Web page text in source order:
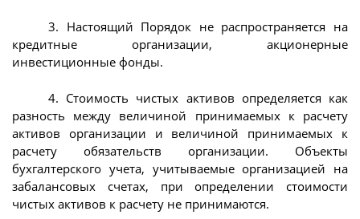
3. Настоящий Порядок не распространяется на
кредитные организации, акционерные
инвестиционные фонды.
4. Стоимость чистых активов определяется как
разность между величиной принимаемых к расчету
активов организации и величиной принимаемых к
расчету обязательств организации. Объекты
бухгалтерского учета, учитываемые организацией на
забалансовых счетах, при определении стоимости
чистых активов к расчету не принимаются.